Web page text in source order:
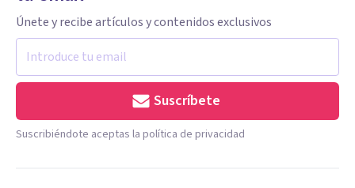
Únete y recibe artículos y contenidos exclusivos
Suscríbete
Suscribiéndote aceptas la política de privacidad